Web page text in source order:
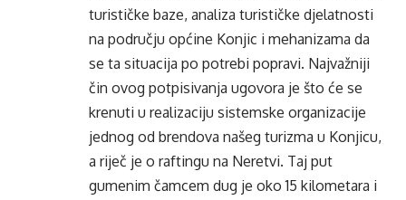
turističke baze, analiza turističke djelatnosti
na području općine Konjic i mehanizama da
se ta situacija po potrebi popravi. Najvažniji
čin ovog potpisivanja ugovora je što će se
krenuti u realizaciju sistemske organizacije
jednog od brendova našeg turizma u Konjicu,
a riječ je o raftingu na Neretvi. Taj put
gumenim čamcem dug je oko 15 kilometara i